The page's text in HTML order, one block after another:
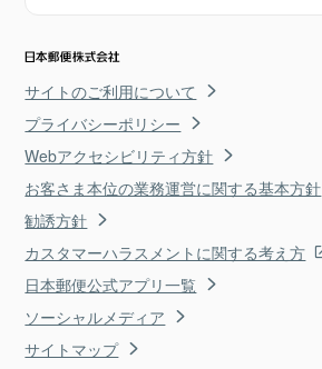
サイトのご利用について
プライバシーポリシー
Webアクセシビリティ方針
お客さま本位の業務運営に関する基本方針
勧誘方針
カスタマーハラスメントに関する考え方
日本郵便公式アプリ一覧
ソーシャルメディア
サイトマップ